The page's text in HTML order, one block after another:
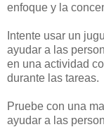
enfoque y la
Intente usar un
ayudar a las
en una actividad
durante las tareas.
Pruebe con una
ayudar a las